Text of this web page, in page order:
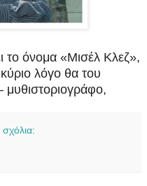
το όνομα «Μισέλ Κλεζ»,
λόγο θα του